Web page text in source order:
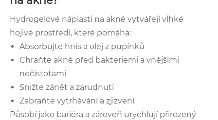
Hydrogelové náplasti na akné vytvářejí vlhké
hojivé prostředí, které pomáhá:
Absorbujte hnis a olej z pupínků
Chraňte akné před bakteriemi a vnějšími
nečistotami
Snižte zánět a zarudnutí
Zabraňte vytrhávání a zjizvení
Působí jako bariéra a zároveň urychlují přirozený